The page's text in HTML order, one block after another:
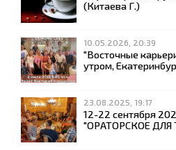
(Китаева Г.)
10.05.2026, 20:39
"Восточные
утром,
23.08.2025, 19:17
12-22 сентября
"ОРАТОРСКОЕ ДЛЯ